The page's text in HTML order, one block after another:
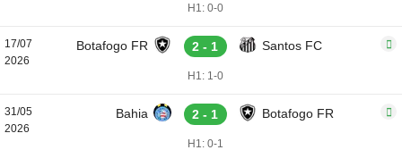
H1: 0-0
17/07
2026
Botafogo FR 2 - 1 Santos FC
H1: 1-0
31/05
2026
Bahia 2 - 1 Botafogo FR
H1: 0-1